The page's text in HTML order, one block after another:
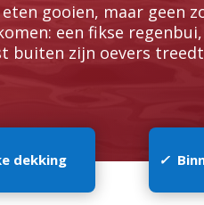
gooien, maar geen
een fikse
buiten zijn oevers
dekking ✓